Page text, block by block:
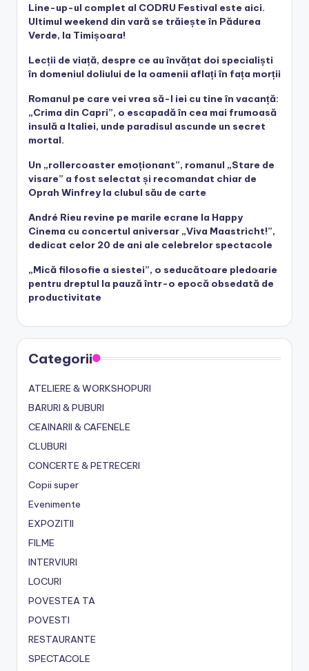
Line-up-ul complet al CODRU Festival este aici.
Ultimul weekend din vară se trăiește în Pădurea
Verde, la Timișoara!
Lecții de viață, despre ce au învățat doi specialiști
în domeniul doliului de la oamenii aflați în fața morții
Romanul pe care vei vrea să-l iei cu tine în vacanță:
„Crima din Capri”, o escapadă în cea mai frumoasă
insulă a Italiei, unde paradisul ascunde un secret
mortal.
Un „rollercoaster emoționant”, romanul „Stare de
visare” a fost selectat și recomandat chiar de
Oprah Winfrey la clubul său de carte
André Rieu revine pe marile ecrane la Happy
Cinema cu concertul aniversar „Viva Maastricht!”,
dedicat celor 20 de ani ale celebrelor spectacole
„Mică filosofie a siestei”, o seducătoare pledoarie
pentru dreptul la pauză într-o epocă obsedată de
productivitate
Categorii
ATELIERE & WORKSHOPURI
BARURI & PUBURI
CEAINARII & CAFENELE
CLUBURI
CONCERTE & PETRECERI
Copii super
Evenimente
EXPOZITII
FILME
INTERVIURI
LOCURI
POVESTEA TA
POVESTI
RESTAURANTE
SPECTACOLE